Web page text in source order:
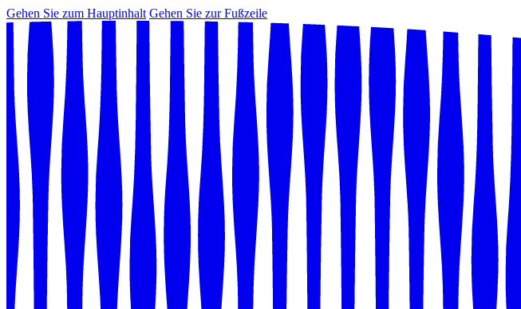
Gehen Sie zum Hauptinhalt Gehen Sie zur Fußzeile